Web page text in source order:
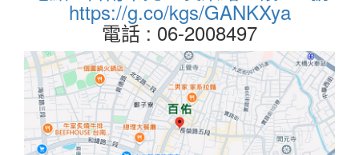
https://g.co/kgs/GANKXya
電話 : 06-2008497